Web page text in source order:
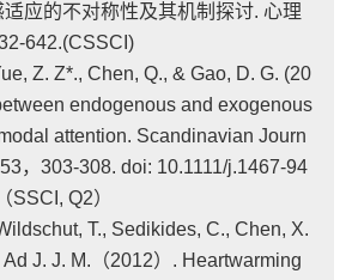
应的不对称性及其机制探讨. 心理
642.(CSSCI)
Z. Z*., Chen, Q., & Gao, D. G. (20
endogenous and exogenous
attention. Scandinavian Journ
，303-308. doi: 10.1111/j.1467-94
SSCI, Q2）
T., Sedikides, C., Chen, X.
J. J. M.（2012）. Heartwarming